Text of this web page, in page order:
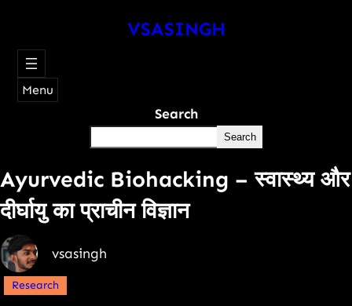
VSASINGH
Menu
Search
Search
Ayurvedic Biohacking – स्वास्थ्य और
दीर्घायु का प्राचीन विज्ञान
vsasingh
Research